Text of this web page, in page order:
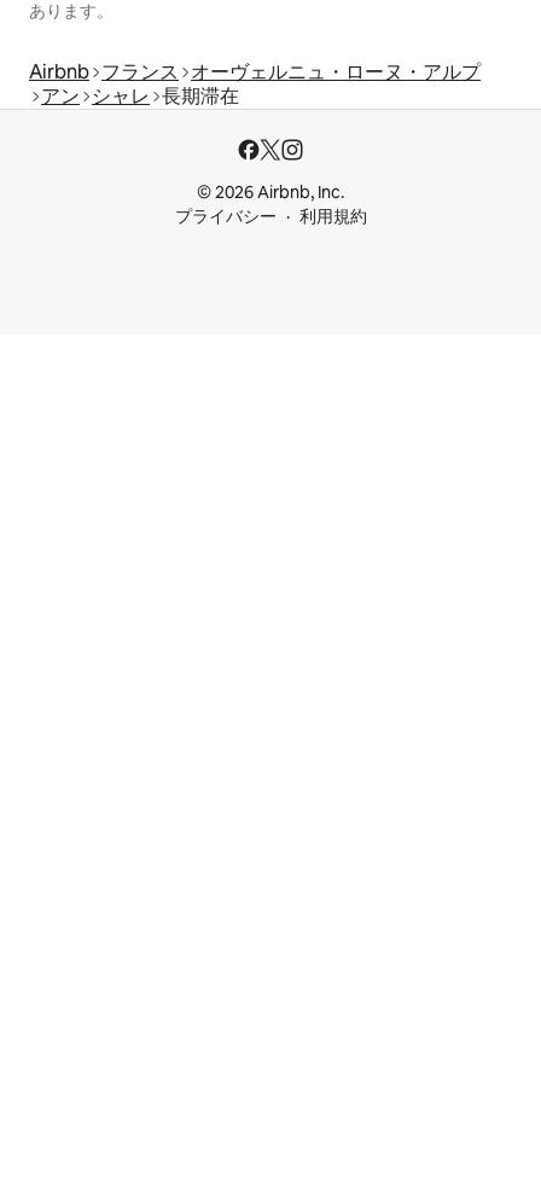
あります。
Airbnb フランス
オーヴェルニュ・ローヌ・アルプ
アン
シャレ 長期滞在
© 2026 Airbnb, Inc.
プライバシー
利用規約